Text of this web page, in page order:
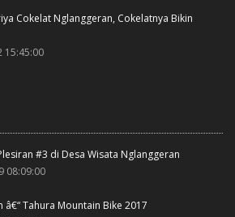
Cokelat Nglanggeran, Cokelatnya Bikin
15:45:00
#3 di Desa Wisata Nglanggeran
08:09:00
â€“ Tahura Mountain Bike 2017